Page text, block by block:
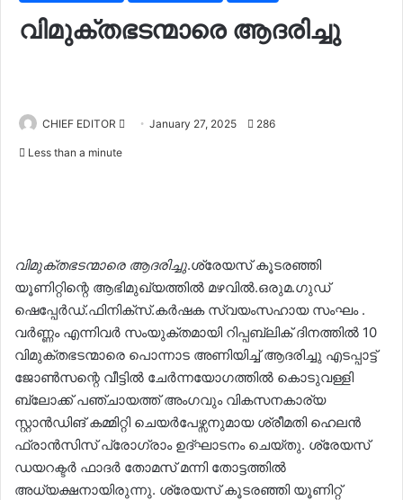
വിമുക്തഭടന്മാരെ ആദരിച്ചു
CHIEF EDITOR
SendJanuary 27, 2025 286
Less than a minute
വിമുക്തഭടന്മാരെ ആദരിച്ചു.ശ്രേയസ് കൂടരഞ്ഞി
യൂണിറ്റിന്റെ ആഭിമുഖ്യത്തിൽ മഴവിൽ.ഒരുമ.ഗുഡ്
ഷെപ്പേർഡ്.ഫിനിക്സ്.കർഷക സ്വയംസഹായ സംഘം .
വർണ്ണം എന്നിവർ സംയുക്തമായി റിപ്പബ്ലിക് ദിനത്തിൽ 10
വിമുക്തഭടന്മാരെ പൊന്നാട അണിയിച്ച് ആദരിച്ചു എടപ്പാട്ട്
ജോൺസന്റെ വീട്ടിൽ ചേർന്നയോഗത്തിൽ കൊടുവള്ളി
ബ്ലോക്ക് പഞ്ചായത്ത് അംഗവും വികസനകാര്യ
സ്റ്റാൻഡിങ് കമ്മിറ്റി ചെയർപേഴ്സനുമായ ശ്രീമതി ഹെലൻ
ഫ്രാൻസിസ് പ്രോഗ്രാം ഉദ്ഘാടനം ചെയ്തു. ശ്രേയസ്
ഡയറക്ടർ ഫാദർ തോമസ് മന്നി തോട്ടത്തിൽ
അധ്യക്ഷനായിരുന്നു. ശ്രേയസ് കൂടരഞ്ഞി യൂണിറ്റ്